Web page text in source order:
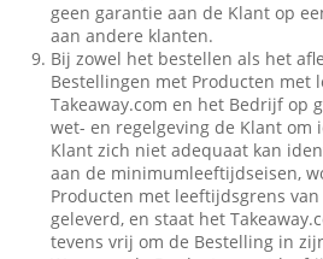
geen garantie aan de Klant op
aan andere klanten.
Bij zowel het bestellen als het
Bestellingen met Producten met
Takeaway.com en het Bedrijf op
wet- en regelgeving de Klant om
Klant zich niet adequaat kan
aan de minimumleeftijdseisen,
Producten met leeftijdsgrens
geleverd, en staat het
tevens vrij om de Bestelling in